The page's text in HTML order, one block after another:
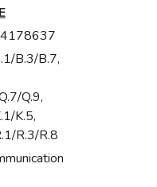
B.3/B.7,
Q.9,
K.5,
R.3/R.8